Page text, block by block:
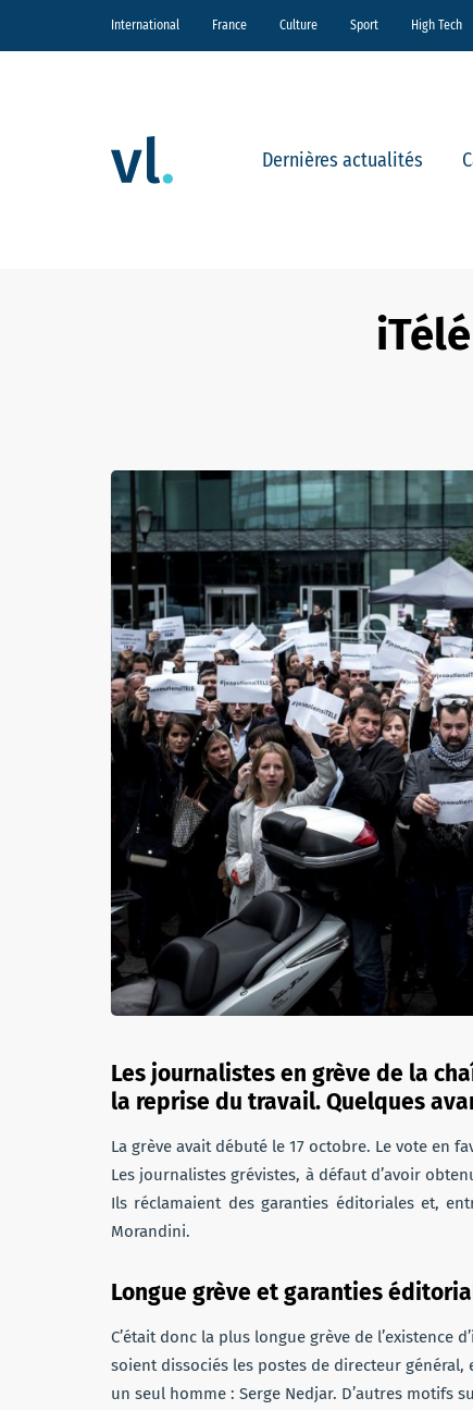
International France Culture Sport High Tech
Dernières actualités
Les journalistes en grève de la
la reprise du travail. Quelques
La grève avait débuté le 17 octobre. Le vote en
Les journalistes grévistes, à défaut d’avoir
Ils réclamaient des garanties éditoriales et,
Morandini.
Longue grève et garanties
C’était donc la plus longue grève de l’existence
soient dissociés les postes de directeur
un seul homme : Serge Nedjar. D’autres motifs